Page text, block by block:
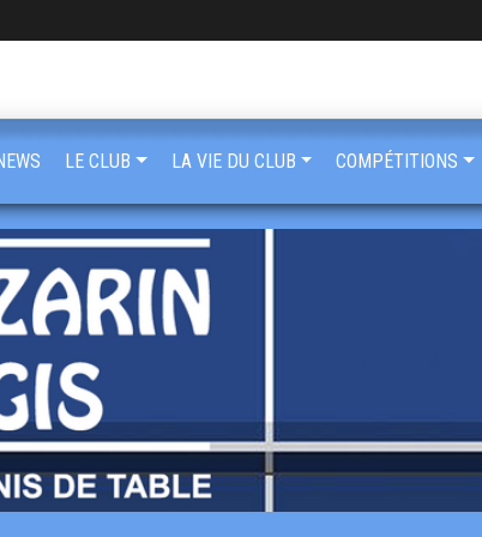
LE CLUB LA VIE DU CLUB COMPÉTITIONS